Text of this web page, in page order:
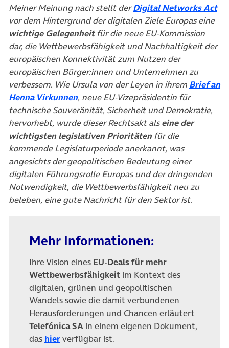
Meiner Meinung nach stellt derDigital Networks Act
vor dem Hintergrund der digitalen Ziele Europas eine
wichtige Gelegenheitfür die neue EU-Kommission
dar, die Wettbewerbsfähigkeit und Nachhaltigkeit der
europäischen Konnektivität zum Nutzen der
europäischen Bürger:innen und Unternehmen zu
verbessern. Wie Ursula von der Leyen in ihrem Brief an
Henna Virkunnen(öffnet in neuem Tab)
, neue EU-Vizepräsidentin für
technische Souveränität, Sicherheit und Demokratie,
hervorhebt, wurde dieser Rechtsakt alseine der
wichtigsten legislativen Prioritätenfür die
kommende Legislaturperiode anerkannt, was
angesichts der geopolitischen Bedeutung einer
digitalen Führungsrolle Europas und der dringenden
Notwendigkeit, die Wettbewerbsfähigkeit neu zu
beleben, eine gute Nachricht für den Sektor ist.
Mehr Informationen:
Ihre Vision eines EU-Deals für mehr
Wettbewerbsfähigkeit im Kontext des
digitalen, grünen und geopolitischen
Wandels sowie die damit verbundenen
Herausforderungen und Chancen erläutert
Telefónica SA in einem eigenen Dokument,
das hier(öffnet in neuem Tab)
verfügbar ist.